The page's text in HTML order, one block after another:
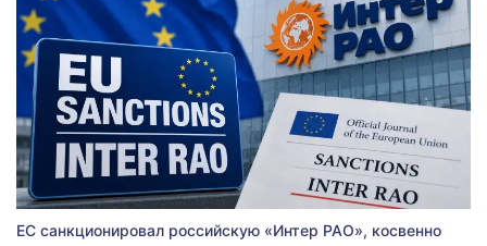
ЕС санкционировал российскую «Интер РАО», косвенно